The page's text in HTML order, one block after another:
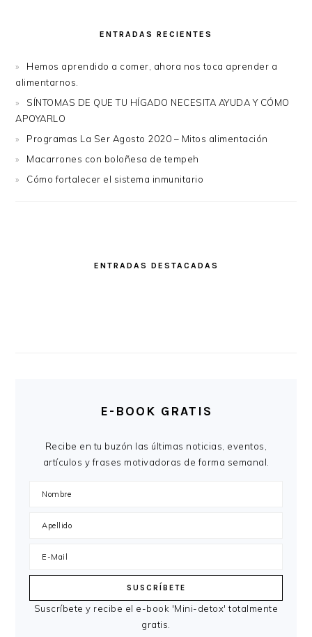
ENTRADAS RECIENTES
Hemos aprendido a comer, ahora nos toca aprender a
alimentarnos.
SÍNTOMAS DE QUE TU HÍGADO NECESITA AYUDA Y CÓMO
APOYARLO
Programas La Ser Agosto 2020 – Mitos alimentación
Macarrones con boloñesa de tempeh
Cómo fortalecer el sistema inmunitario
ENTRADAS DESTACADAS
E-BOOK GRATIS
Recibe en tu buzón las últimas noticias, eventos,
artículos y frases motivadoras de forma semanal.
Suscríbete y recibe el e-book 'Mini-detox' totalmente
gratis.